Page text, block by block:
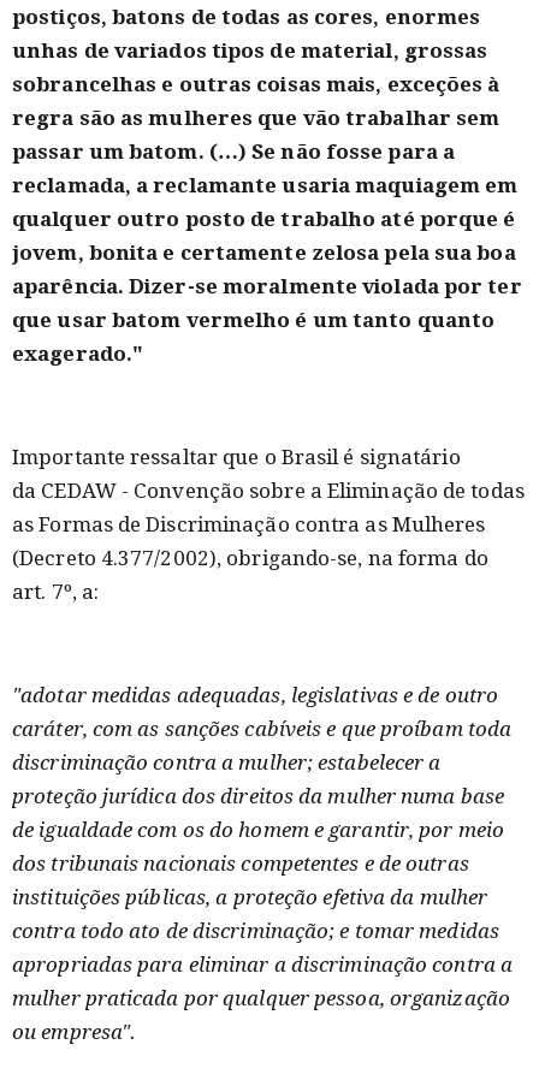
postiços, batons de todas as cores, enormes
unhas de variados tipos de material, grossas
sobrancelhas e outras coisas mais, exceções à
regra são as mulheres que vão trabalhar sem
passar um batom. (…) Se não fosse para a
reclamada, a reclamante usaria maquiagem em
qualquer outro posto de trabalho até porque é
jovem, bonita e certamente zelosa pela sua boa
aparência. Dizer-se moralmente violada por ter
que usar batom vermelho é um tanto quanto
exagerado."
Importante ressaltar que o Brasil é signatário
da CEDAW - Convenção sobre a Eliminação de todas
as Formas de Discriminação contra as Mulheres
(Decreto 4.377/2002), obrigando-se, na forma do
art. 7º, a:
"adotar medidas adequadas, legislativas e de outro
caráter, com as sanções cabíveis e que proíbam toda
discriminação contra a mulher; estabelecer a
proteção jurídica dos direitos da mulher numa base
de igualdade com os do homem e garantir, por meio
dos tribunais nacionais competentes e de outras
instituições públicas, a proteção efetiva da mulher
contra todo ato de discriminação; e tomar medidas
apropriadas para eliminar a discriminação contra a
mulher praticada por qualquer pessoa, organização
ou empresa".